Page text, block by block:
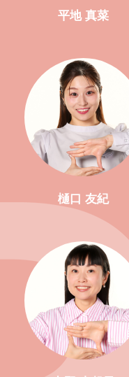
平地 真菜
樋口 友紀